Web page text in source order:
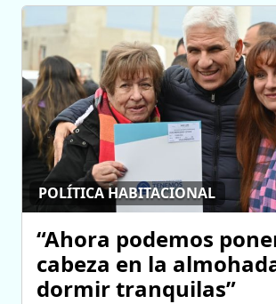
POLÍTICA HABITACIONAL
“Ahora podemos
cabeza en la
dormir tranquilas”